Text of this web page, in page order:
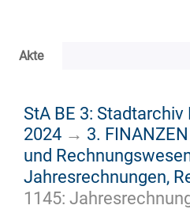
Akte
StA BE 3: Stadtarchiv
2024 → 3. FINANZEN
und
Jahresrechnungen,
1145: